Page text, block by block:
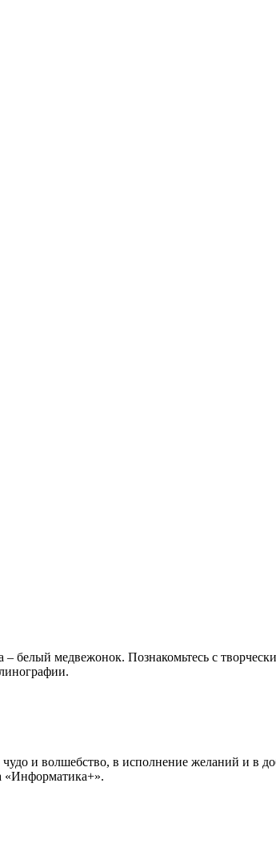
белый медвежонок. Познакомьтесь с
и волшебство, в исполнение желаний и в
«Информатика+».